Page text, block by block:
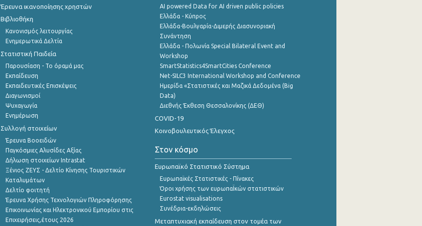
Έρευνα ικανοποίησης χρηστών
Βιβλιοθήκη
Κανονισμός λειτουργίας
Ενημερωτικά Δελτία
Στατιστική Παιδεία
Παρουσίαση - Το όραμά μας
Εκπαίδευση
Εκπαιδευτικές Επισκέψεις
Διαγωνισμοί
Ψυχαγωγία
Ενημέρωση
Συλλογή στοιχείων
Έρευνα Βοοειδών
Παγκόσμιες Αλυσίδες Αξίας
Δήλωση στοιχείων Intrastat
Ξένιος ΖΕΥΣ - Δελτίο Κίνησης Τουριστικών
Καταλυμάτων
Δελτίο φοιτητή
Έρευνα Χρήσης Τεχνολογιών Πληροφόρησης
Επικοινωνίας και Ηλεκτρονικού Εμπορίου στις
Επιχειρήσεις,έτους 2026
AI powered Data for AI driven public policies
Ελλάδα - Κύπρος
Ελλάδα-Βουλγαρία-Διμερής Διασυνοριακή
Συνάντηση
Ελλάδα - Πολωνία Special Bilateral Event and
Workshop
SmartStatistics4SmartCities Conference
Net-SILC3 International Workshop and Conference
Ημερίδα «Στατιστικές και Μαζικά Δεδομένα (Big
Data)
Διεθνής Έκθεση Θεσσαλονίκης (ΔΕΘ)
COVID-19
Κοινοβουλευτικός Έλεγχος
Στον κόσμο
Ευρωπαϊκό Στατιστικό Σύστημα
Ευρωπαϊκές Στατιστικές - Πίνακες
Όροι χρήσης των ευρωπαΪκών στατιστικών
Eurostat visualisations
Συνέδρια-εκδηλώσεις
Μεταπτυχιακή εκπαίδευση στον τομέα των